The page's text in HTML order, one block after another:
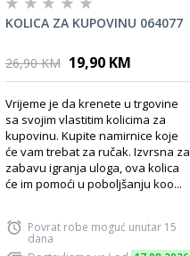
KOLICA ZA KUPOVINU 064077
26,90 KM 19,90 KM
Vrijeme je da krenete u trgovine
sa svojim vlastitim kolicima za
kupovinu. Kupite namirnice koje
će vam trebat za ručak. Izvrsna za
zabavu igranja uloga, ova kolica
će im pomoći u poboljšanju koo...
Povrat robe moguć unutar 15
dana